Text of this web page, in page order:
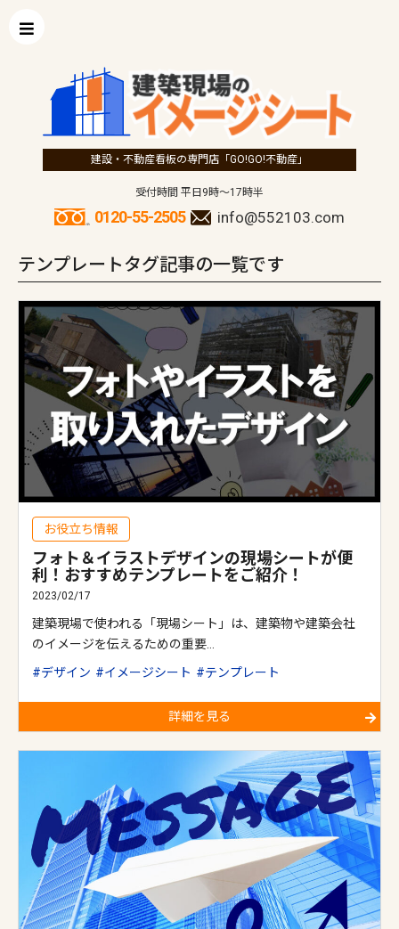
建設・不動産看板の専門店「GO!GO!不動産」
受付時間 平日9時～17時半
0120-55-2505 info@552103.com
テンプレートタグ記事の一覧です
お役立ち情報
フォト＆イラストデザインの現場シートが便
利！おすすめテンプレートをご紹介！
2023/02/17
建築現場で使われる「現場シート」は、建築物や建築会社
のイメージを伝えるための重要…
デザイン
イメージシート テンプレート
詳細を見る